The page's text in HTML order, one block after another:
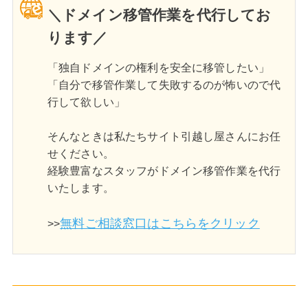
＼ドメイン移管作業を代行してお
ります／
「独自ドメインの権利を安全に移管したい」
「自分で移管作業して失敗するのが怖いので代
行して欲しい」
そんなときは私たちサイト引越し屋さんにお任
せください。
経験豊富なスタッフがドメイン移管作業を代行
いたします。
>>無料ご相談窓口はこちらをクリック